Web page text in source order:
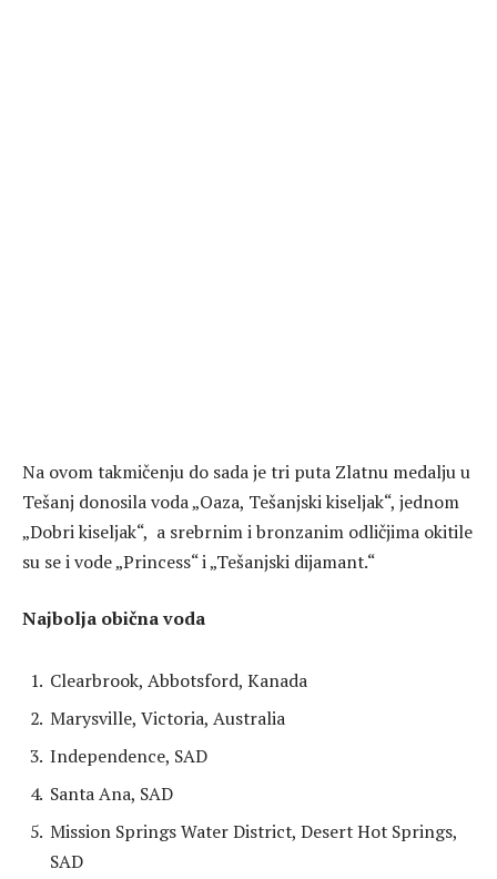
Na ovom takmičenju do sada je tri puta Zlatnu medalju u
Tešanj donosila voda „Oaza, Tešanjski kiseljak“, jednom
„Dobri kiseljak“, a srebrnim i bronzanim odličjima okitile
su se i vode „Princess“ i „Tešanjski dijamant.“
Najbolja obična voda
Clearbrook, Abbotsford, Kanada
Marysville, Victoria, Australia
Independence, SAD
Santa Ana, SAD
Mission Springs Water District, Desert Hot Springs,
SAD